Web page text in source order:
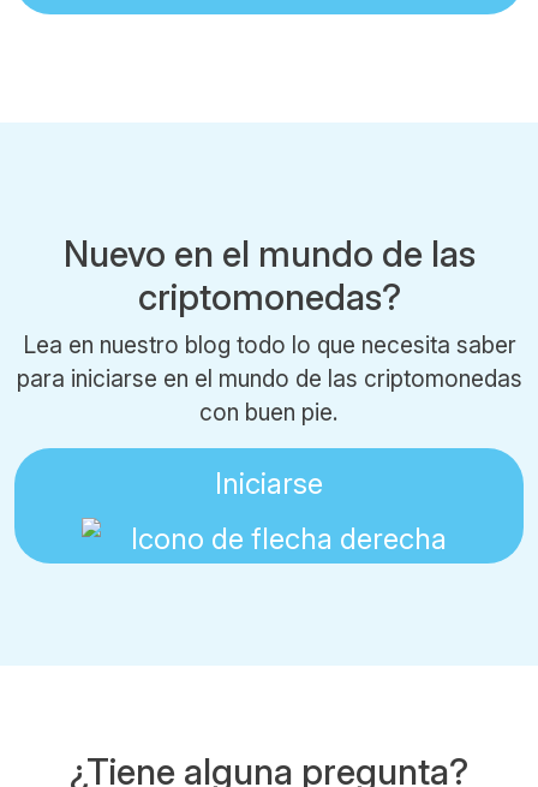
Nuevo en el mundo de las
criptomonedas?
Lea en nuestro blog todo lo que necesita saber
para iniciarse en el mundo de las criptomonedas
con buen pie.
Iniciarse
¿Tiene alguna pregunta?